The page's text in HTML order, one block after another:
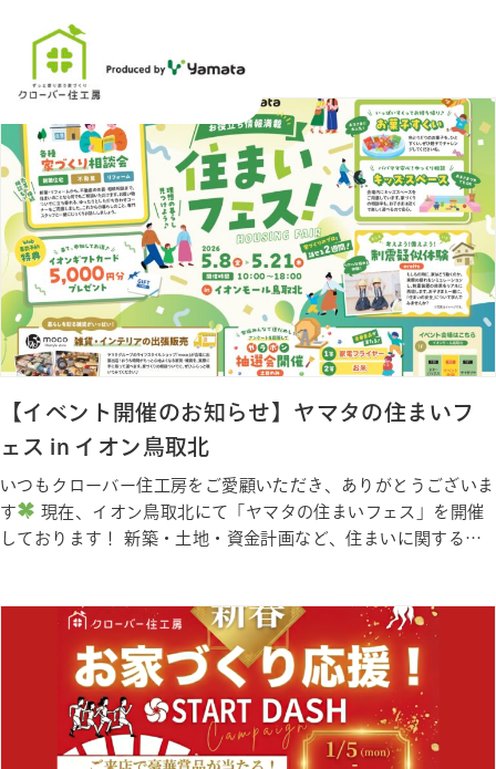
イベント
【イベント開催のお知らせ】ヤマタの住まいフ
ェス in イオン鳥取北
いつもクローバー住工房をご愛顧いただき、ありがとうございま
す
現在、イオン鳥取北にて「ヤマタの住まいフェス」を開催
しております！ 新築・土地・資金計画など、住まいに関するご
ご家族で楽しめるガラポン抽選会やお菓子すくい、出張雑貨販売
など、イベント…